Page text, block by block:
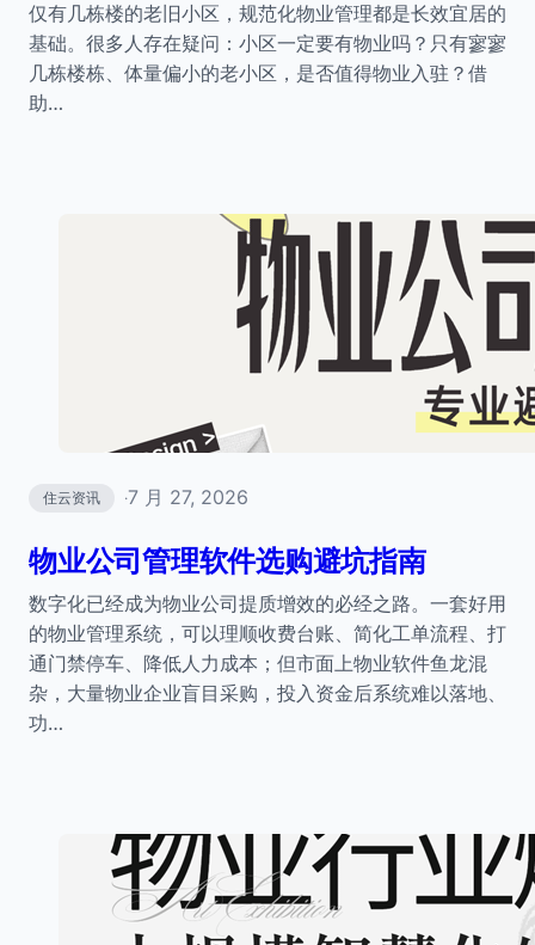
仅有几栋楼的老旧小区，规范化物业管理都是长效宜居的
基础。很多人存在疑问：小区一定要有物业吗？只有寥寥
几栋楼栋、体量偏小的老小区，是否值得物业入驻？借
助…
住云资讯 ·7 月 27, 2026
物业公司管理软件选购避坑指南
数字化已经成为物业公司提质增效的必经之路。一套好用
的物业管理系统，可以理顺收费台账、简化工单流程、打
通门禁停车、降低人力成本；但市面上物业软件鱼龙混
杂，大量物业企业盲目采购，投入资金后系统难以落地、
功…